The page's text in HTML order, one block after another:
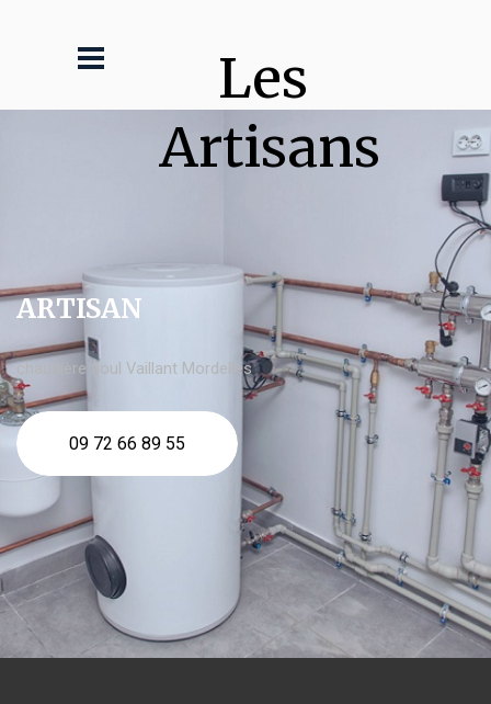
Les
Artisans
ARTISAN
chaudière fioul Vaillant Mordelles
09 72 66 89 55